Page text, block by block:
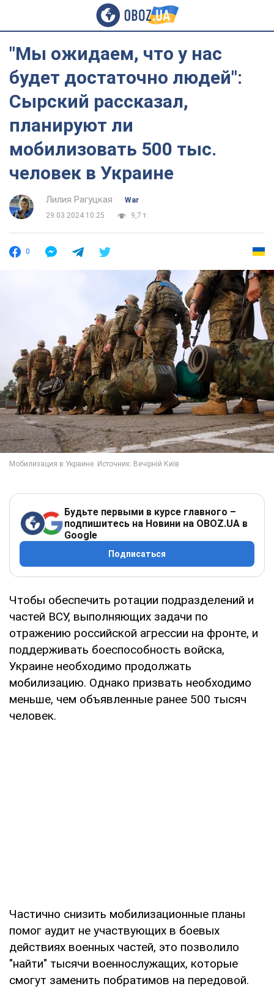
"Мы ожидаем, что у нас
будет достаточно людей":
Сырский рассказал,
планируют ли
мобилизовать 500 тыс.
человек в Украине
Лилия Рагуцкая
War
29.03.2024 10:25
9,7 т.
0
Будьте первыми в курсе главного –
подпишитесь на Новини на OBOZ.UA в
Google
Подписаться
Чтобы обеспечить ротации подразделений и
частей ВСУ, выполняющих задачи по
отражению российской агрессии на фронте, и
поддерживать боеспособность войска,
Украине необходимо продолжать
мобилизацию. Однако призвать необходимо
меньше, чем объявленные ранее 500 тысяч
человек.
Частично снизить мобилизационные планы
помог аудит не участвующих в боевых
действиях военных частей, это позволило
"найти" тысячи военнослужащих, которые
смогут заменить побратимов на передовой.